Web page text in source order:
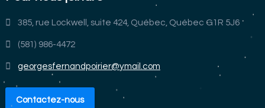
385, rue Lockwell, suite 424, Québec, Québec G1R 5J6
(581) 986-4472
georgesfernandpoirier@ymail.com
Contactez-nous